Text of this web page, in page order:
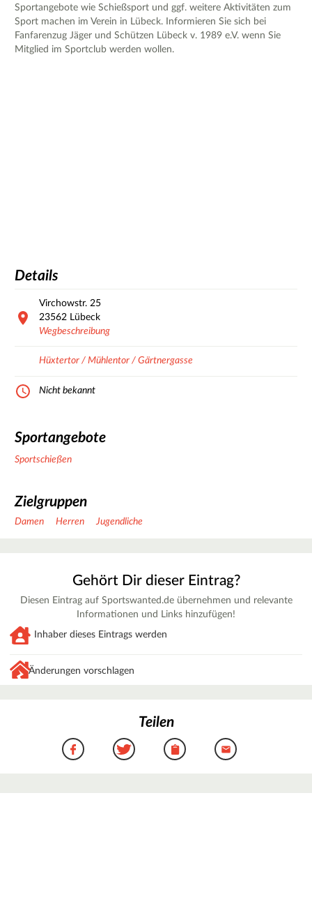
Sportangebote wie Schießsport und ggf. weitere Aktivitäten zum
Sport machen im Verein in Lübeck. Informieren Sie sich bei
Fanfarenzug Jäger und Schützen Lübeck v. 1989 e.V. wenn Sie
Mitglied im Sportclub werden wollen.
Details
Virchowstr. 25
23562 Lübeck
Wegbeschreibung
Hüxtertor / Mühlentor / Gärtnergasse
Nicht bekannt
Sportangebote
Sportschießen
Zielgruppen
Damen Herren Jugendliche
Gehört Dir dieser Eintrag?
Diesen Eintrag auf Sportswanted.de übernehmen und relevante
Informationen und Links hinzufügen!
Inhaber dieses Eintrags werden
Änderungen vorschlagen
Teilen